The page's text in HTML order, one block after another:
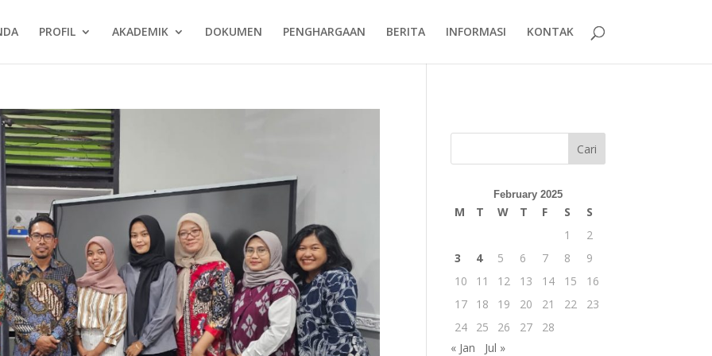
PROFIL AKADEMIK DOKUMEN PENGHARGAAN BERITA INFORMASI KONTAK
Cari
February 2025
M T W T F S
S
1
2
3
4 5 6 7 8
9
10
11 12 13 14 15
16
17
18 19 20 21 22
23
24
25 26 27
28
« Jan
Jul »